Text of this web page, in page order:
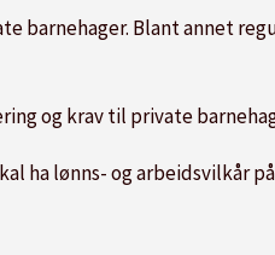
barnehager. Blant annet
og krav til private
ha lønns- og arbeidsvilkår